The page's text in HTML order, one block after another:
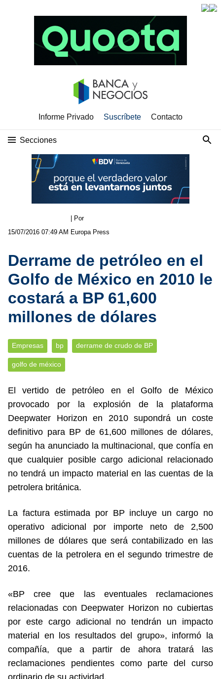
Informe Privado Suscríbete Contacto
Secciones
15/07/2016 07:49 AM
| Por
Europa Press
Derrame de petróleo en el
Golfo de México en 2010 le
costará a BP 61,600
millones de dólares
Empresas bp derrame de crudo de BP
golfo de méxico
El vertido de petróleo en el Golfo de México
provocado por la explosión de la plataforma
Deepwater Horizon en 2010 supondrá un coste
definitivo para BP de 61,600 millones de dólares,
según ha anunciado la multinacional, que confía en
que cualquier posible cargo adicional relacionado
no tendrá un impacto material en las cuentas de la
petrolera británica.
La factura estimada por BP incluye un cargo no
operativo adicional por importe neto de 2,500
millones de dólares que será contabilizado en las
cuentas de la petrolera en el segundo trimestre de
2016.
«BP cree que las eventuales reclamaciones
relacionadas con Deepwater Horizon no cubiertas
por este cargo adicional no tendrán un impacto
material en los resultados del grupo», informó la
compañía, que a partir de ahora tratará las
reclamaciones pendientes como parte del curso
ordinario de su actividad.